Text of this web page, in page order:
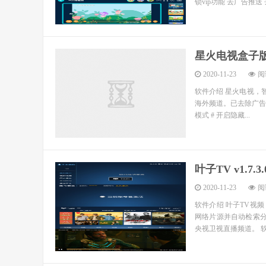
锁vip功能 去广告推送
星火电视盒子
2020-11-23
软件介绍 星火电视，
海外频道。已去除广
模式 # 开启隐藏...
叶子TV
2020-11-23
软件介绍 叶子TV视
网络片源并自动检索
央视卫视直播频道。